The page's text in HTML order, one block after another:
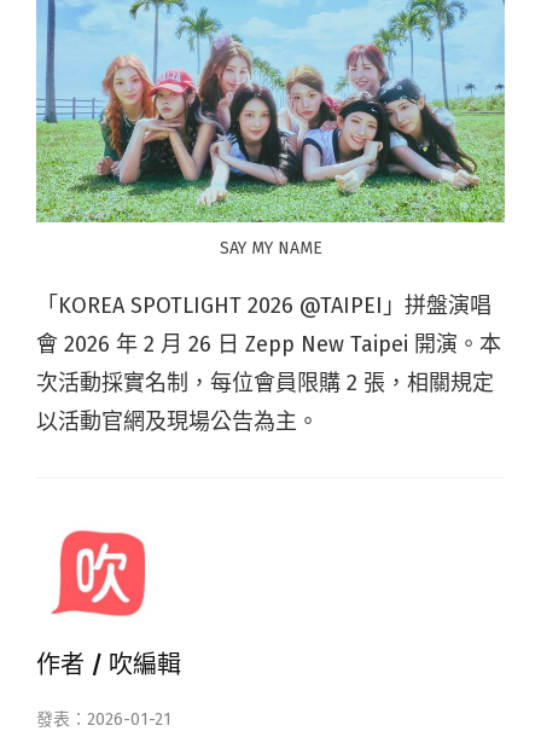
SAY MY NAME
「KOREA SPOTLIGHT 2026 @TAIPEI」拼盤演唱
會 2026 年 2 月 26 日 Zepp New Taipei 開演。本
次活動採實名制，每位會員限購 2 張，相關規定
以活動官網及現場公告為主。
作者 / 吹編輯
發表：2026-01-21